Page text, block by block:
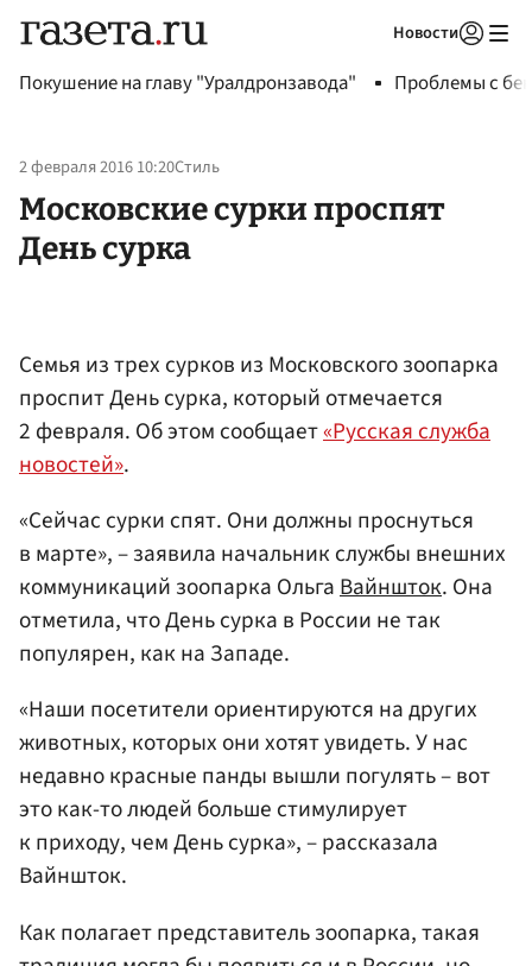
Новости
Покушение на главу "Уралдронзавода" Проблемы с
2 февраля 2016 10:20Стиль
Московские сурки проспят
День сурка
Семья из трех сурков из Московского зоопарка
проспит День сурка, который отмечается
2 февраля. Об этом сообщает«Русская служба
новостей».
«Сейчас сурки спят. Они должны проснуться
в марте», – заявила начальник службы внешних
коммуникаций зоопарка ОльгаВайншток. Она
отметила, что День сурка в России не так
популярен, как на Западе.
«Наши посетители ориентируются на других
животных, которых они хотят увидеть. У нас
недавно красные панды вышли погулять – вот
это как-то людей больше стимулирует
к приходу, чем День сурка», – рассказала
Вайншток.
Как полагает представитель зоопарка, такая